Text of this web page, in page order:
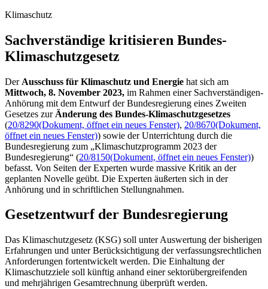
Klimaschutz
Sachverständige kritisieren Bundes-
Klimaschutzgesetz
Der Ausschuss für Klimaschutz und Energie hat sich am
Mittwoch, 8. November 2023, im Rahmen einer Sachverständigen-
Anhörung mit dem Entwurf der Bundesregierung eines Zweiten
Gesetzes zur Änderung des Bundes-Klimaschutzgesetzes
(20/8290(Dokument, öffnet ein neues Fenster), 20/8670(Dokument,
öffnet ein neues Fenster)) sowie der Unterrichtung durch die
Bundesregierung zum „Klimaschutzprogramm 2023 der
Bundesregierung“ (20/8150(Dokument, öffnet ein neues Fenster))
befasst. Von Seiten der Experten wurde massive Kritik an der
geplanten Novelle geübt. Die Experten äußerten sich in der
Anhörung und in schriftlichen Stellungnahmen.
Gesetzentwurf der Bundesregierung
Das Klimaschutzgesetz (KSG) soll unter Auswertung der bisherigen
Erfahrungen und unter Berücksichtigung der verfassungsrechtlichen
Anforderungen fortentwickelt werden. Die Einhaltung der
Klimaschutzziele soll künftig anhand einer sektorübergreifenden
und mehrjährigen Gesamtrechnung überprüft werden.